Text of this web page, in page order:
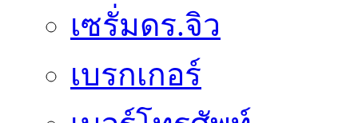
เซรั่มดร.จิว
เบรกเกอร์